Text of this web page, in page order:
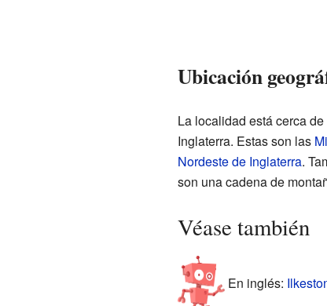
Ubicación
La localidad está cerca
Inglaterra. Estas son las
Nordeste de Inglaterra.
son una cadena de
Véase también
En inglés: